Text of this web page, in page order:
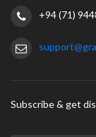
+94 (71)
Subscribe & get